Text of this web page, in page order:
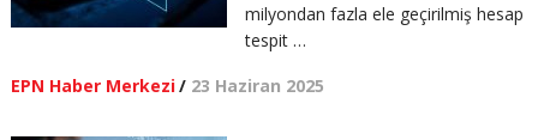
milyondan fazla ele geçirilmiş hesap
tespit …
EPN Haber Merkezi/ 23 Haziran 2025